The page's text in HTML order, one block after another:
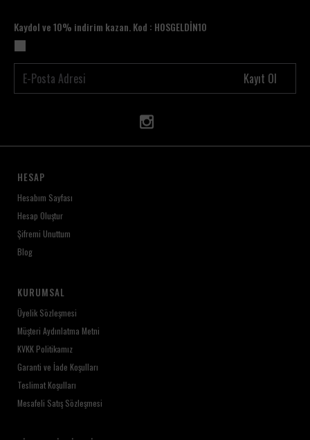
Kaydol ve 10% indirim kazan. Kod : HOSGELDİN10
Kayıt Ol
HESAP
Hesabım Sayfası
Hesap Oluştur
Şifremi Unuttum
Blog
KURUMSAL
Üyelik Sözleşmesi
Müşteri Aydınlatma Metni
KVKK Politikamız
Garanti ve İade Koşulları
Teslimat Koşulları
Mesafeli Satış Sözleşmesi